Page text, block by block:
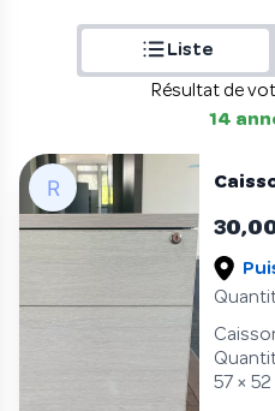
Liste
Résultat de
14
57 ×